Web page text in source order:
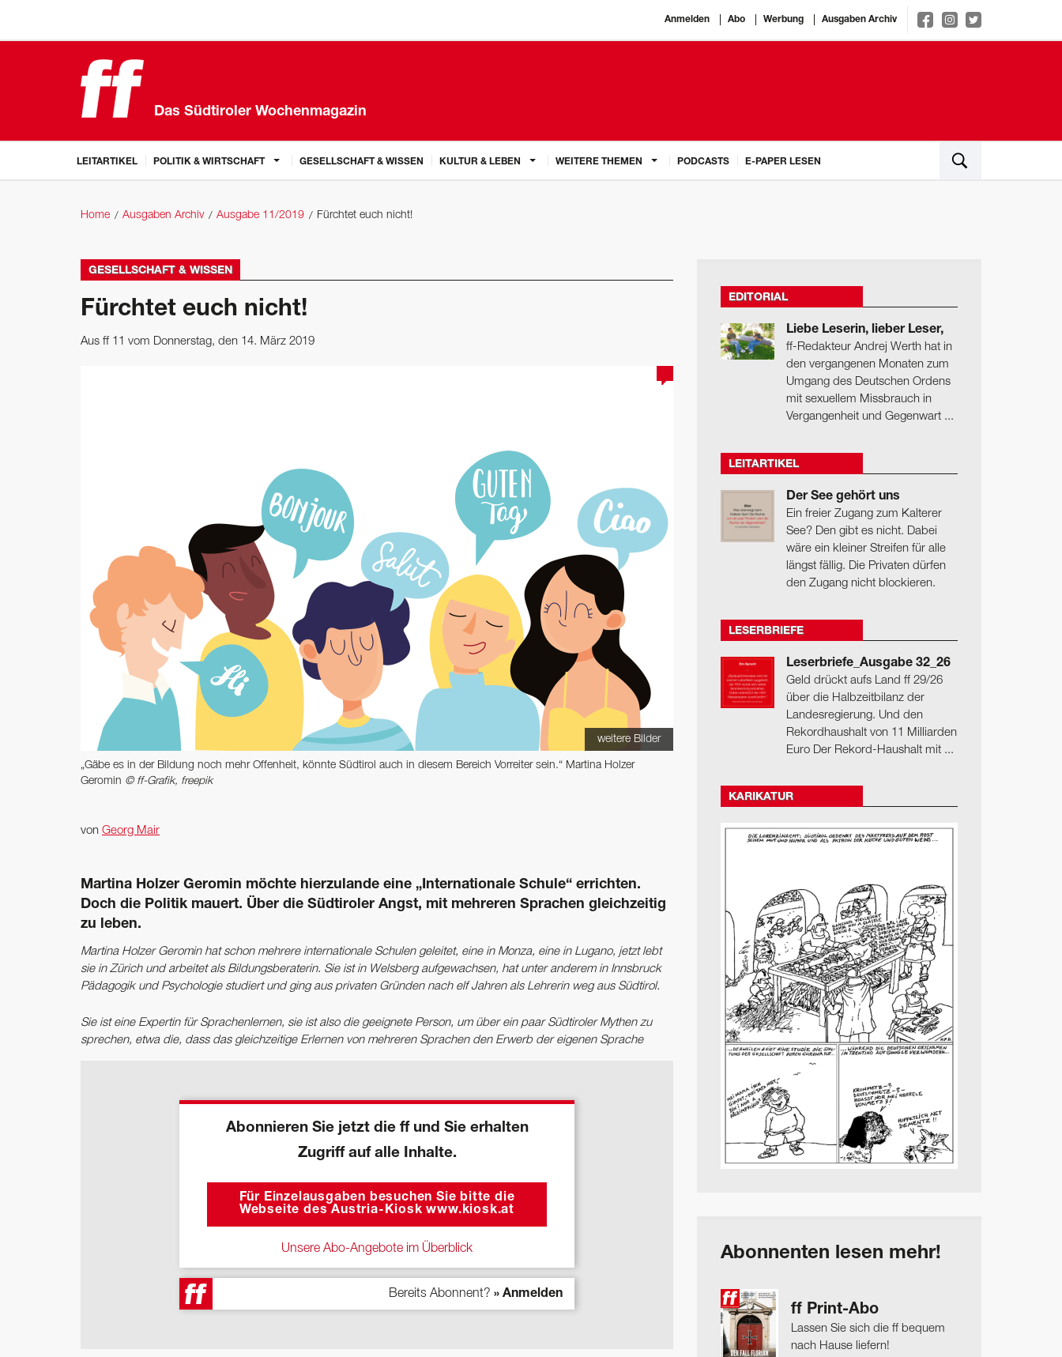
Anmelden Abo Werbung Ausgaben Archiv
Das Südtiroler Wochenmagazin
LEITARTIKEL POLITIK & WIRTSCHAFT GESELLSCHAFT & WISSEN KULTUR & LEBEN WEITERE THEMEN PODCASTS E-PAPER LESEN
Home Ausgaben Archiv Ausgabe 11/2019 Fürchtet euch nicht!
GESELLSCHAFT & WISSEN
Fürchtet euch nicht!
Aus ff 11 vom Donnerstag, den 14. März 2019
weitere Bilder
„Gäbe es in der Bildung noch mehr ­Offenheit, könnte Südtirol auch in diesem Bereich ­Vorreiter sein.“ Martina Holzer
Geromin © ff-Grafik, freepik
von Georg Mair
Martina Holzer Geromin möchte ­hierzulande eine „Internationale Schule“ ­errichten.
Doch die Politik mauert. Über die Südtiroler Angst, mit mehreren ­Sprachen gleichzeitig
zu leben.
Martina Holzer Geromin hat schon mehrere internationale Schulen geleitet, eine in Monza, eine in Lugano, jetzt lebt
sie in Zürich und arbeitet als Bildungsberaterin. Sie ist in Welsberg aufgewachsen, hat unter anderem in Innsbruck
Pädagogik und Psychologie studiert und ging aus privaten Gründen nach elf Jahren als Lehrerin weg aus Südtirol.
Sie ist eine Expertin für Sprachenlernen, sie ist also die geeignete Person, um über ein paar Südtiroler Mythen zu
sprechen, etwa die, dass das gleichzeitige Erlernen von mehreren Sprachen den Erwerb der eigenen Sprache
Abonnieren Sie jetzt die ff und Sie erhalten
Zugriff auf alle Inhalte.
Für Einzelausgaben besuchen Sie bitte die
Webseite des Austria-Kiosk www.kiosk.at
Unsere Abo-Angebote im Überblick
Bereits Abonnent? » Anmelden
EDITORIAL
Liebe Leserin, lieber Leser,
ff-Redakteur Andrej Werth hat in
den vergangenen Monaten zum
Umgang des Deutschen Ordens
mit sexuellem Missbrauch in
Vergangenheit und Gegenwart ...
LEITARTIKEL
Der See gehört uns
Ein freier Zugang zum Kalterer
See? Den gibt es nicht. Dabei
wäre ein kleiner Streifen für alle
längst fällig. Die Privaten dürfen
den Zugang nicht blockieren.
LESERBRIEFE
Leserbriefe_Ausgabe 32_26
Geld drückt aufs Land ff 29/26
über die Halbzeitbilanz der
Landesregierung. Und den
Rekordhaushalt von 11 Milliarden
Euro Der Rekord-Haushalt mit ...
KARIKATUR
Abonnenten lesen mehr!
ff Print-Abo
Lassen Sie sich die ff bequem
nach Hause liefern!